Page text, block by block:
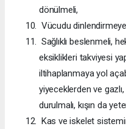
dönülmeli,
Vücudu dinlendirmeye
Sağlıklı beslenmeli,
eksiklikleri takviyesi
iltihaplanmaya yol
yiyeceklerden ve
durulmalı, kışın da
Kas ve iskelet